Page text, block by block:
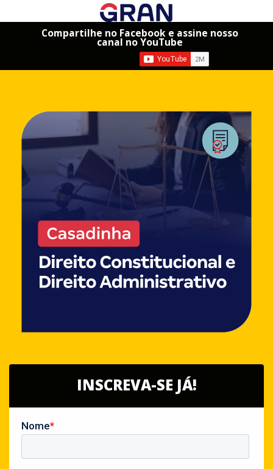
Compartilhe no Facebook e assine nosso
canal no YouTube
INSCREVA-SE JÁ!